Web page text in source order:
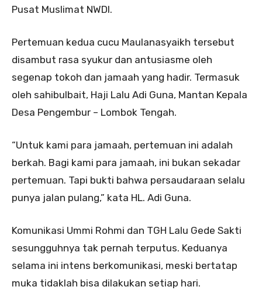
Pusat Muslimat NWDI.
Pertemuan kedua cucu Maulanasyaikh tersebut
disambut rasa syukur dan antusiasme oleh
segenap tokoh dan jamaah yang hadir. Termasuk
oleh sahibulbait, Haji Lalu Adi Guna, Mantan Kepala
Desa Pengembur – Lombok Tengah.
“Untuk kami para jamaah, pertemuan ini adalah
berkah. Bagi kami para jamaah, ini bukan sekadar
pertemuan. Tapi bukti bahwa persaudaraan selalu
punya jalan pulang,” kata HL. Adi Guna.
Komunikasi Ummi Rohmi dan TGH Lalu Gede Sakti
sesungguhnya tak pernah terputus. Keduanya
selama ini intens berkomunikasi, meski bertatap
muka tidaklah bisa dilakukan setiap hari.